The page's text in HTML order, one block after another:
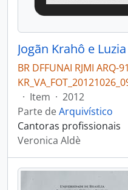
Jogãn Krahô e
BR DFFUNAI RJMI ARQ-
· Item · 2012
Parte deArquivístico
Cantoras profissionais
Veronica Aldè